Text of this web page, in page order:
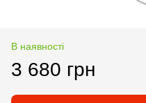
В наявності
3 680 грн